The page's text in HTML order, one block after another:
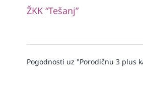
ŽKK “Tešanj”
Pogodnosti uz "Porodičnu 3 plus